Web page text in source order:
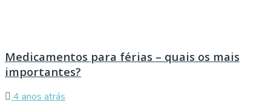
Medicamentos para férias – quais os mais
importantes?
4 anos atrás